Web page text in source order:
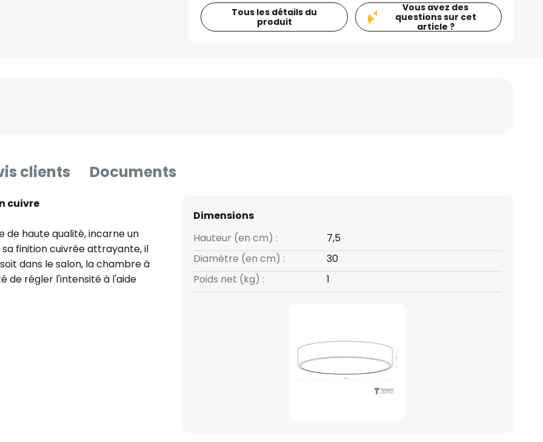
Tous les détails du
produit
Vous avez des
questions sur cet
article ?
clients Documents
cuivre
de haute qualité, incarne un
finition cuivrée attrayante, il
dans le salon, la chambre à
de régler l'intensité à l'aide
luminosité à vos envies et
fabrication européenne,
fonctionnalité et design et
le plan esthétique que
d'éclairage, mais aussi une
Dimensions
Hauteur (en cm) :
7,5
Diamètre (en cm) :
30
Poids net (kg) :
1